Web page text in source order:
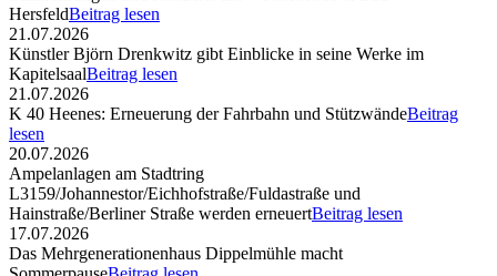
HersfeldBeitrag lesen
21.07.2026
Künstler Björn Drenkwitz gibt Einblicke in seine Werke im
KapitelsaalBeitrag lesen
21.07.2026
K 40 Heenes: Erneuerung der Fahrbahn und StützwändeBeitrag
lesen
20.07.2026
Ampelanlagen am Stadtring
L3159/Johannestor/Eichhofstraße/Fuldastraße und
Hainstraße/Berliner Straße werden erneuertBeitrag lesen
17.07.2026
Das Mehrgenerationenhaus Dippelmühle macht